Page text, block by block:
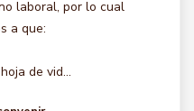
laboral, por lo cual
a que:
de vid...